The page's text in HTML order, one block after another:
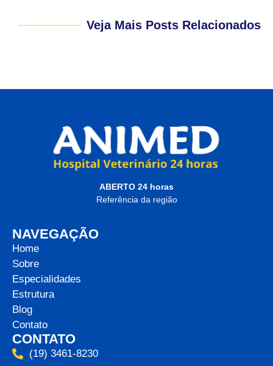
Veja Mais Posts Relacionados
ABERTO 24 horas
Referência da região
NAVEGAÇÃO
Home
Sobre
Especialidades
Estrutura
Blog
Contato
CONTATO
(19) 3461-8230